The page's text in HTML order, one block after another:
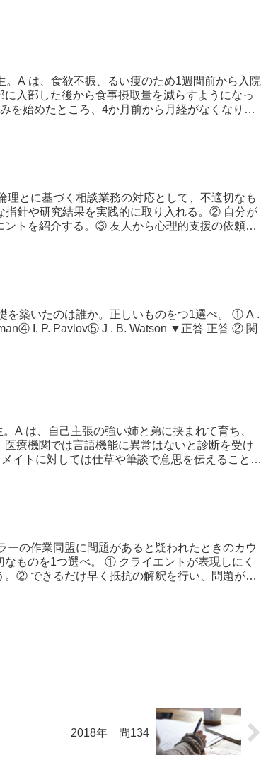
A は、食欲不振、るい痩のため1週間前から入院
入部した後から食事摂取量を減らすようになっ
を始めたところ、4か月前から月経がなくなり、1
とに基づく相談業務の対応として、不適切なも
針や研究結果を実践的に取り入れる。② 自分が
ントを紹介する。③ 友人から心理的支援の依頼を
を築いたのは誰か。正しいものをつ1選べ。 ① A .
I. P. Pavlov⑤ J . B. Watson ▼正答 正答 ② 関
A は、自己主張の強い姉と弟に挟まれて育ち、
療機関では言語機能に異常はないと診断を受け
イトに対しては仕草や筆談で意思を伝えることが
の作業同盟に問題があると疑われたときのカウ
ものを1つ選べ。 ① クライエントが表現しにく
。② できるだけ早く抵抗の解釈を行い、問題が恒
2018年 問134